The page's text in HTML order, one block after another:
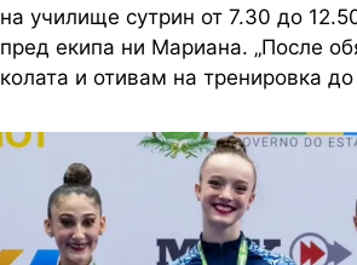
на училище сутрин от 7.30 до
пред екипа ни Мариана. „После
колата и отивам на тренировка